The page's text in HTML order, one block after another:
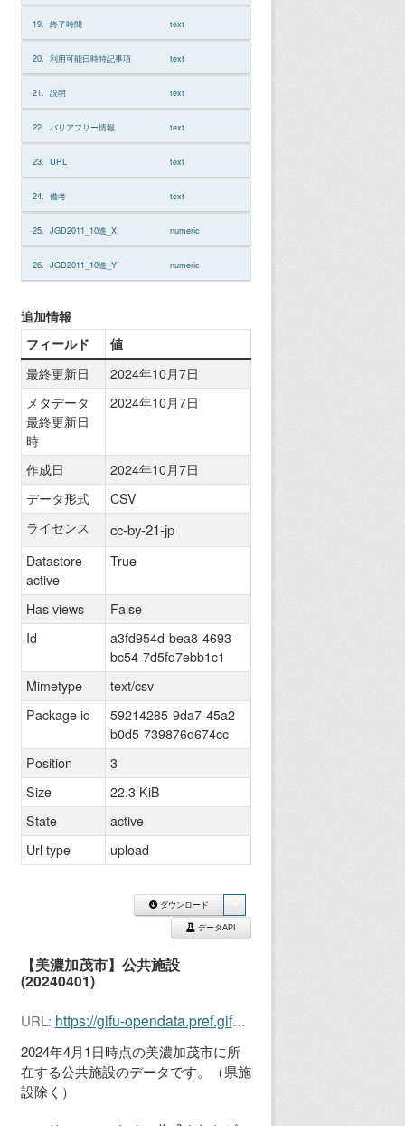
ダウンロード
データAPI
【美濃加茂市】公共施設
(20240401)
URL: https://gifu-opendata.pref.gifu.lg.jp/dataset/59214285-9da7-45a2-b0d5-739876d674cc/resource/a3fd954d-bea8-4693-bc54-7d5fd7ebb1c1/download/21211_.csv
2024年4月1日時点の美濃加茂市に所
在する公共施設のデータです。（県施
設除く）
19. 終了時間 text
20. 利用可能日時特記事項 text
21. 説明 text
22. バリアフリー情報 text
23. URL text
24. 備考 text
25. JGD2011_10進_X numeric
26. JGD2011_10進_Y numeric
追加情報
フィールド
値
最終更新日
2024年10月7日
メタデータ
最終更新日
時
2024年10月7日
作成日
2024年10月7日
データ形式
CSV
ライセンス
cc-by-21-jp
Datastore
active
True
Has views
False
Id
a3fd954d-bea8-4693-
bc54-7d5fd7ebb1c1
Mimetype
text/csv
Package id
59214285-9da7-45a2-
b0d5-739876d674cc
Position
3
Size
22.3 KiB
State
active
Url type
upload